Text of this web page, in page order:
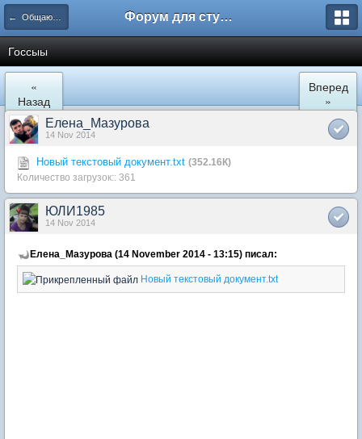
← Общаются юристы Форум для студента СГА
Госсыы
«
Назад
Вперед
»
Елена_Мазурова
14 Nov 2014
Новый текстовый документ.txt (352.16К)
Количество загрузок:: 361
ЮЛИ1985
14 Nov 2014
Елена_Мазурова (14 November 2014 - 13:15) писал:
Новый текстовый документ.txt